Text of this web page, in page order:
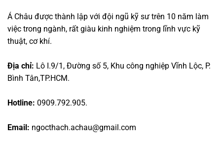
Á Châu được thành lập với đội ngũ kỹ sư trên 10 năm làm
việc trong ngành, rất giàu kinh nghiệm trong lĩnh vực kỹ
thuật, cơ khí.
Địa chỉ: Lô I.9/1, Đường số 5, Khu công nghiệp Vĩnh Lộc, P.
Bình Tân,TP.HCM.
Hotline: 0909.792.905.
Email: ngocthach.achau@gmail.com